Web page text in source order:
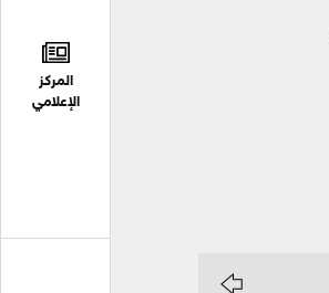
المركز
الإعلامي